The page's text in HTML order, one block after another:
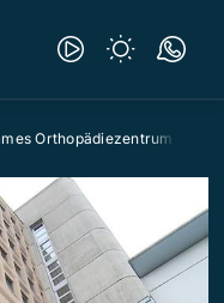
Orthopädiezentrum auf